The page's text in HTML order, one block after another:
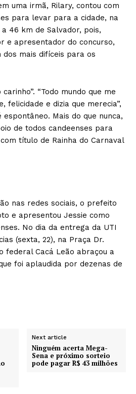
uma irmã, Rilary, contou com
para levar para a cidade, na
46 km de Salvador, pois,
e apresentador do concurso,
dos mais difíceis para os
“Todo mundo que me
felicidade e dizia que merecia”,
Mais do que nunca,
de todos candeenses para
título de Rainha do Carnaval
nas redes sociais, o prefeito
e apresentou Jessie como
No dia da entrega da UTI
(sexta, 22), na Praça Dr.
federal Cacá Leão abraçou a
foi aplaudida por dezenas de
Next article
Ninguém acerta Mega-
Sena e próximo sorteio
pode pagar R$ 43 milhões